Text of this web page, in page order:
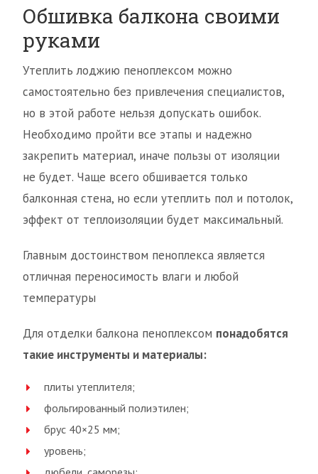
Обшивка балкона своими
руками
Утеплить лоджию пеноплексом можно
самостоятельно без привлечения специалистов,
но в этой работе нельзя допускать ошибок.
Необходимо пройти все этапы и надежно
закрепить материал, иначе пользы от изоляции
не будет. Чаще всего обшивается только
балконная стена, но если утеплить пол и потолок,
эффект от теплоизоляции будет максимальный.
Главным достоинством пеноплекса является
отличная переносимость влаги и любой
температуры
Для отделки балкона пеноплексом понадобятся
такие инструменты и материалы:
плиты утеплителя;
фольгированный полиэтилен;
брус 40×25 мм;
уровень;